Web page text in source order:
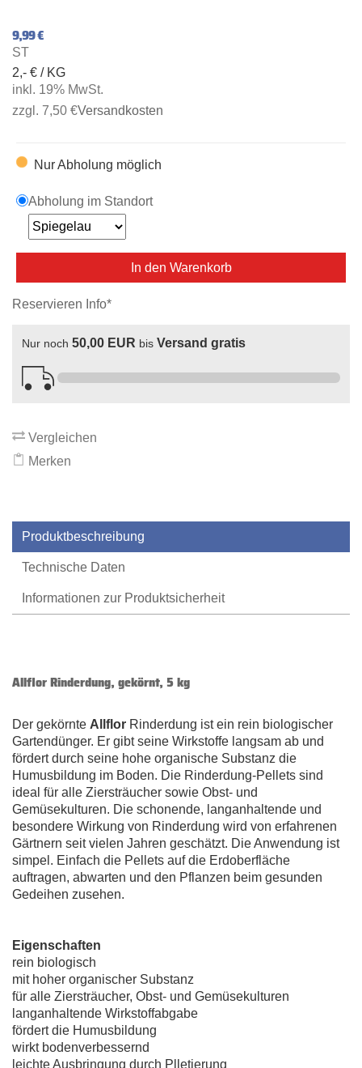
9,99 €
ST
2,- € / KG
inkl. 19% MwSt.
zzgl. 7,50 €Versandkosten
Nur Abholung möglich
Abholung im Standort
In den Warenkorb
Reservieren Info*
Nur noch 50,00 EUR bis Versand gratis
Vergleichen
Merken
Produktbeschreibung
Technische Daten
Informationen zur Produktsicherheit
Allflor Rinderdung, gekörnt, 5 kg
Der gekörnte Allflor Rinderdung ist ein rein biologischer
Gartendünger. Er gibt seine Wirkstoffe langsam ab und
fördert durch seine hohe organische Substanz die
Humusbildung im Boden. Die Rinderdung-Pellets sind
ideal für alle Ziersträucher sowie Obst- und
Gemüsekulturen. Die schonende, langanhaltende und
besondere Wirkung von Rinderdung wird von erfahrenen
Gärtnern seit vielen Jahren geschätzt. Die Anwendung ist
simpel. Einfach die Pellets auf die Erdoberfläche
auftragen, abwarten und den Pflanzen beim gesunden
Gedeihen zusehen.
Eigenschaften
rein biologisch
mit hoher organischer Substanz
für alle Ziersträucher, Obst- und Gemüsekulturen
langanhaltende Wirkstoffabgabe
fördert die Humusbildung
wirkt bodenverbessernd
leichte Ausbringung durch Plletierung